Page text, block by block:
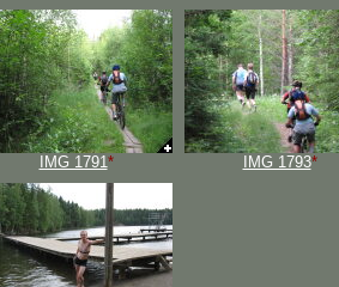
IMG 1791 * IMG 1793*